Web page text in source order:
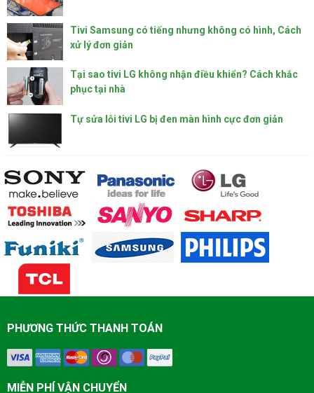
Tivi Samsung có tiếng nhưng không có hình, Cách
xử lý đơn giản
Tại sao tivi LG không nhận điều khiển? Cách khắc
phục tại nhà
Tự sửa lỗi tivi LG bị đen màn hình cực đơn giản
PHƯƠNG THỨC THANH TOÁN
MIỄN PHÍ VẬN CHUYỂN